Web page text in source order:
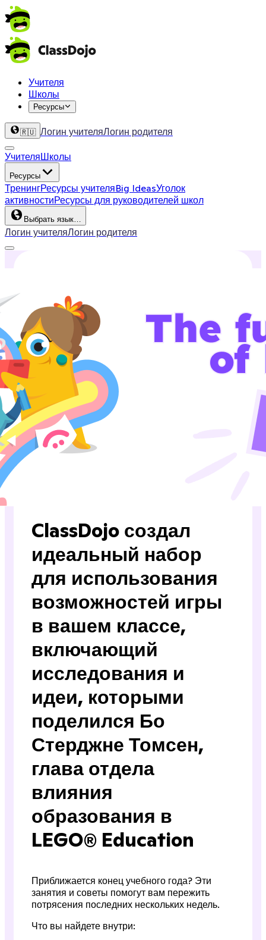
Учителя
Школы
Ресурсы
🇷🇺 Логин учителяЛогин родителя
УчителяШколы
Ресурсы
ТренингРесурсы учителяBig IdeasУголок
активностиРесурсы для руководителей школ
Выбрать язык…
Логин учителяЛогин родителя
ClassDojo создал
идеальный набор
для использования
возможностей игры
в вашем классе,
включающий
исследования и
идеи, которыми
поделился Бо
Стерджне Томсен,
глава отдела
влияния
образования в
LEGO® Education
Приближается конец учебного года? Эти
занятия и советы помогут вам пережить
потрясения последних нескольких недель.
Что вы найдете внутри: